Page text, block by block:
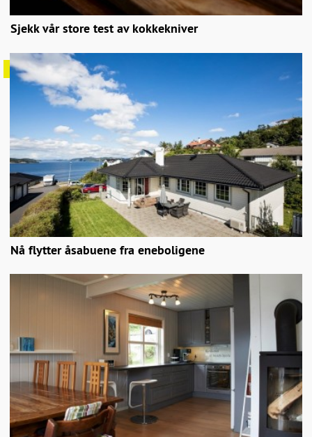
Sjekk vår store test av kokkekniver
Nå flytter åsabuene fra eneboligene